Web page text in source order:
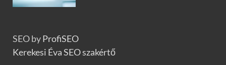
SEO byProfiSEO
Kerekesi Éva SEO szakértő